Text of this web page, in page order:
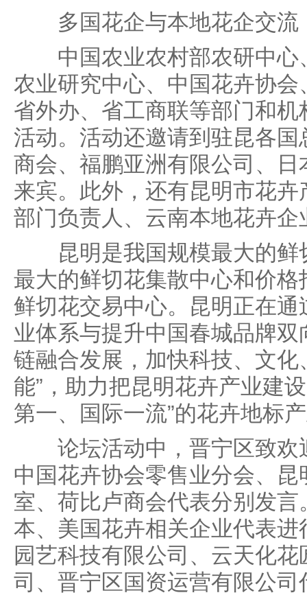
多国花企与本地花企交流
中国农业农村部农研中心
农业研究中心、中国花卉协
省外办、省工商联等部门和
活动。活动还邀请到驻昆各
商会、福鹏亚洲有限公司、
来宾。此外，还有昆明市花
部门负责人、云南本地花卉企
昆明是我国规模最大的鲜
最大的鲜切花集散中心和价
鲜切花交易中心。昆明正在
业体系与提升中国春城品牌
链融合发展，加快科技、文化
能”，助力把昆明花卉产业建
第一、国际一流”的花卉地标
论坛活动中，晋宁区致欢
中国花卉协会零售业分会、
室、荷比卢商会代表分别发
本、美国花卉相关企业代表
园艺科技有限公司、云天化
司、晋宁区国资运营有限公